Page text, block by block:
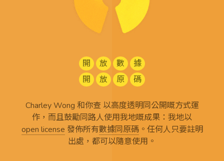
開 放 數
據
開
放 原 碼
Charley Wong 和你查 以高度透明同公開嘅方式運
作，而且鼓勵同路人使用我地嘅成果：我地以
open license 發佈所有數據同原碼。任何人只要註明
出處，都可以隨意使用。